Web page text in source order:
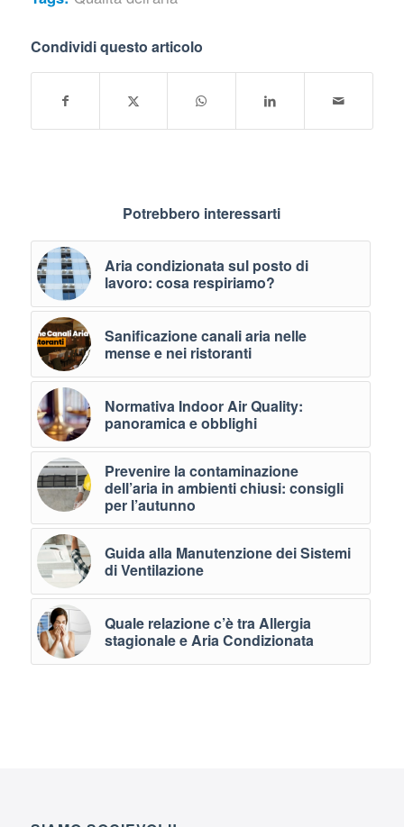
Condividi questo articolo
Potrebbero interessarti
Aria condizionata sul posto di
lavoro: cosa respiriamo?
Sanificazione canali aria nelle
mense e nei ristoranti
Normativa Indoor Air Quality:
panoramica e obblighi
Prevenire la contaminazione
dell’aria in ambienti chiusi: consigli
per l’autunno
Guida alla Manutenzione dei Sistemi
di Ventilazione
Quale relazione c’è tra Allergia
stagionale e Aria Condizionata